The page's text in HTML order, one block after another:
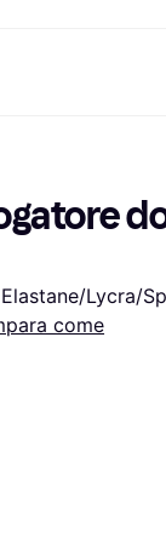
Wearable
Famiglia
Patio
da Lycra/
come